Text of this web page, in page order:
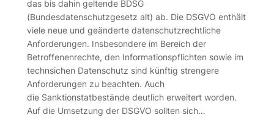
das bis dahin geltende BDSG
(Bundesdatenschutzgesetz alt) ab. Die DSGVO enthält
viele neue und geänderte datenschutzrechtliche
Anforderungen. Insbesondere im Bereich der
Betroffenenrechte, den Informationspflichten sowie im
technsichen Datenschutz sind künftig strengere
Anforderungen zu beachten. Auch
die Sanktionstatbestände deutlich erweitert worden.
Auf die Umsetzung der DSGVO sollten sich…